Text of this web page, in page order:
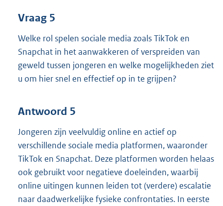
Vraag 5
Welke rol spelen sociale media zoals TikTok en
Snapchat in het aanwakkeren of verspreiden van
geweld tussen jongeren en welke mogelijkheden ziet
u om hier snel en effectief op in te grijpen?
Antwoord 5
Jongeren zijn veelvuldig online en actief op
verschillende sociale media platformen, waaronder
TikTok en Snapchat. Deze platformen worden helaas
ook gebruikt voor negatieve doeleinden, waarbij
online uitingen kunnen leiden tot (verdere) escalatie
naar daadwerkelijke fysieke confrontaties. In eerste